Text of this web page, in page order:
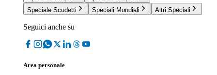
Speciale Scudetti
Speciali Mondiali Altri Speciali
Seguici anche su
Area personale